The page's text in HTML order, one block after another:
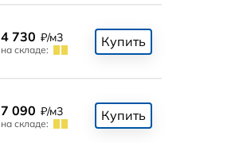
4 730 ₽/м3
на складе:
Купить
7 090 ₽/м3
на складе:
Купить